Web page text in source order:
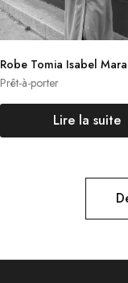
Prêt-à-porter
Robe Tomia Isabel
Lire la suite